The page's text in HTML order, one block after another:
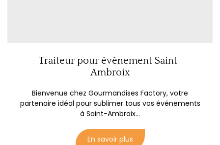
Traiteur pour évènement Saint-
Ambroix
Bienvenue chez Gourmandises Factory, votre
partenaire idéal pour sublimer tous vos événements
à Saint-Ambroix...
En savoir plus